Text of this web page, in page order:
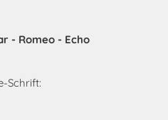
- Romeo - Echo
Schrift: